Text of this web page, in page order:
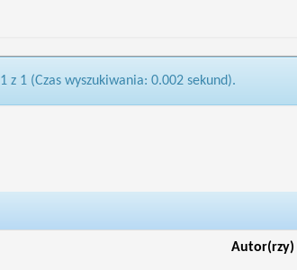
z 1 (Czas wyszukiwania: 0.002 sekund).
Autor(rzy)